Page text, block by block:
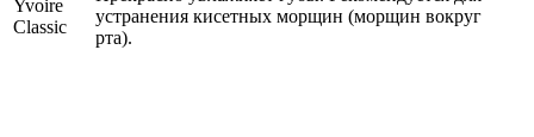
Yvoire
Classic
устранения кисетных морщин (морщин вокруг
рта).